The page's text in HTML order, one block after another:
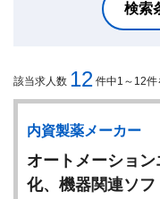
検索
該当求人数 12 件中1～12件
内資製薬メーカー
オートメーショ
化、機器関連ソフ